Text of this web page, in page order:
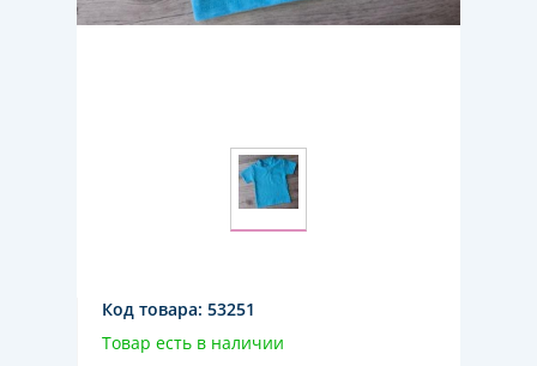
Код товара: 53251
Товар есть в наличии